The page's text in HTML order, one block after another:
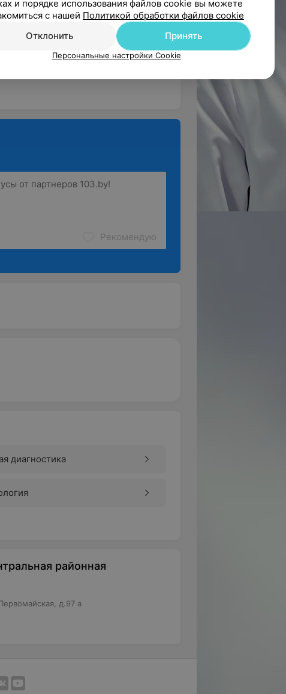
выразить благодарность врачу
медсестре приема Анн...
Рекомендую
диагностика
районная
д.97 а
и порядке использования файлов cookie вы можете
с нашей Политикой обработки файлов cookie
Отклонить
Принять
Персональные настройки Cookie